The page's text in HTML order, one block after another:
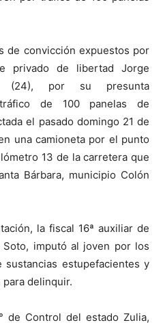
de convicción expuestos por
privado de libertad Jorge
(24), por su presunta
de 100 panelas de
el pasado domingo 21 de
una camioneta por el punto
13 de la carretera que
Bárbara, municipio Colón
la fiscal 16ª auxiliar de
imputó al joven por los
estupefacientes y
delinquir.
de Control del estado Zulia,